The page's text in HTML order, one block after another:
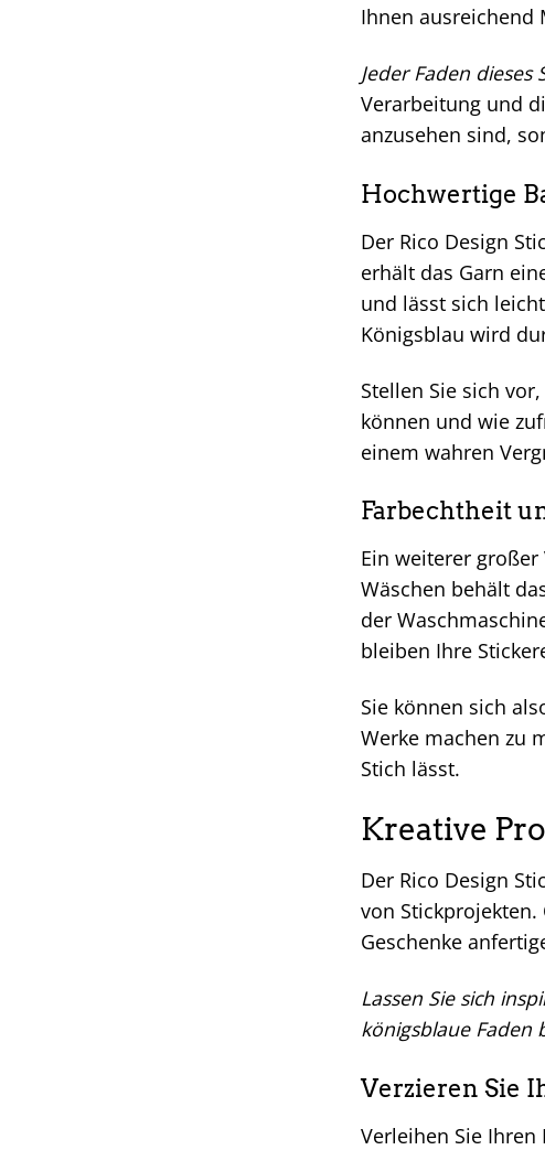
Ihnen ausreichend
Jeder Faden
Verarbeitung und
anzusehen sind,
Hochwertige
Der Rico Design
erhält das Garn
und lässt sich
Königsblau wird
Stellen Sie sich
können und wie
einem wahren
Farbechtheit
Ein weiterer
Wäschen behält
der
bleiben Ihre
Sie können sich
Werke machen zu
Stich lässt.
Kreative
Der Rico Design
von
Geschenke
Lassen Sie sich
königsblaue Faden
Verzieren Sie
Verleihen Sie